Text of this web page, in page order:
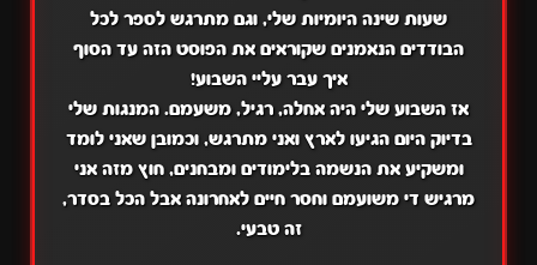
שעות שינה היומיות שלי, וגם מתרגש לספר לכל
הבודדים הנאמנים שקוראים את הפוסט הזה עד הסוף
איך עבר עליי השבוע!
אז השבוע שלי היה אחלה, רגיל, משעמם. המנגות שלי
בדיוק היום הגיעו לארץ ואני מתרגש, וכמובן שאני לומד
ומשקיע את הנשמה בלימודים ומבחנים, חוץ מזה אני
מרגיש די משועמם וחסר חיים לאחרונה אבל הכל בסדר,
זה טבעי.